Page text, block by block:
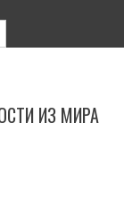
ИЗ МИРА